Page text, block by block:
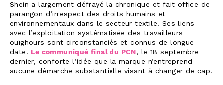
Shein a largement défrayé la chronique et fait office de
parangon d’irrespect des droits humains et
environnementaux dans le secteur textile. Ses liens
avec l’exploitation systématisée des travailleurs
ouïghours sont circonstanciés et connus de longue
date. Le communiqué final du PCN, le 18 septembre
dernier, conforte l’idée que la marque n’entreprend
aucune démarche substantielle visant à changer de cap.